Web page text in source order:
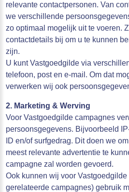
relevante contactpersonen. Van
we verschillende
zo optimaal mogelijk uit te voeren.
contactdetails bij om u te kunnen
zijn.
U kunt Vastgoedgilde via
telefoon, post en e-mail. Om dat
verwerken wij ook
2. Marketing & Werving
Voor Vastgoedgilde campagnes
persoonsgegevens. Bijvoorbeeld
ID en/of surfgedrag. Dit doen we
meest relevante advertentie te
campagne zal worden gevoerd.
Ook kunnen wij voor Vastgoedgilde
gerelateerde campagnes) gebruik